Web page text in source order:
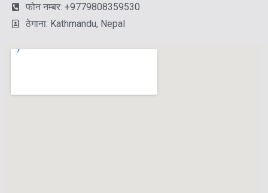
फोन नम्बर: +9779808359530
ठेगाना: Kathmandu, Nepal